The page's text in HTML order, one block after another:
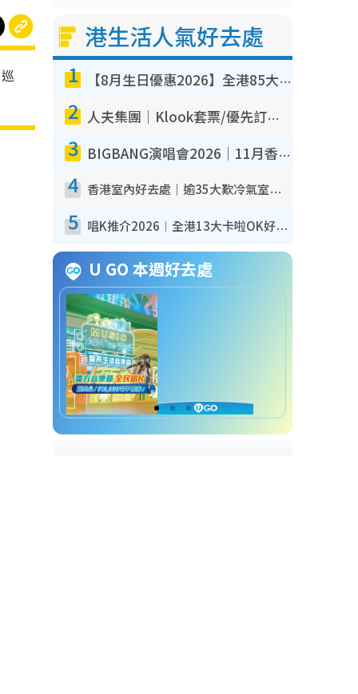
港生活人氣好去處
1 【8月生日優惠2026】全港85大食買玩著數攻略 自助餐/火鍋放題同行免費＋誠品/DONKI送現金券
2 人夫集團｜Klook套票/優先訂票/公開發售搶飛攻略！附票價.購票連結.場地座位表
3 BIGBANG演唱會2026｜11月香港啟德開3場！實名制VIP申請、優先購票攻略
4 香港室內好去處｜逾35大歎冷氣室內好去處推介 室內活動免費避雨無懼落雨
5 唱K推介2026︱全港13大卡啦OK好去處！最平$36起 日文K都有！(附地址+收費詳情)
U GO 本週好去處